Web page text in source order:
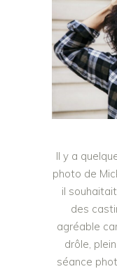
Il y a
photo de
il
des
agréable
drôle,
séance